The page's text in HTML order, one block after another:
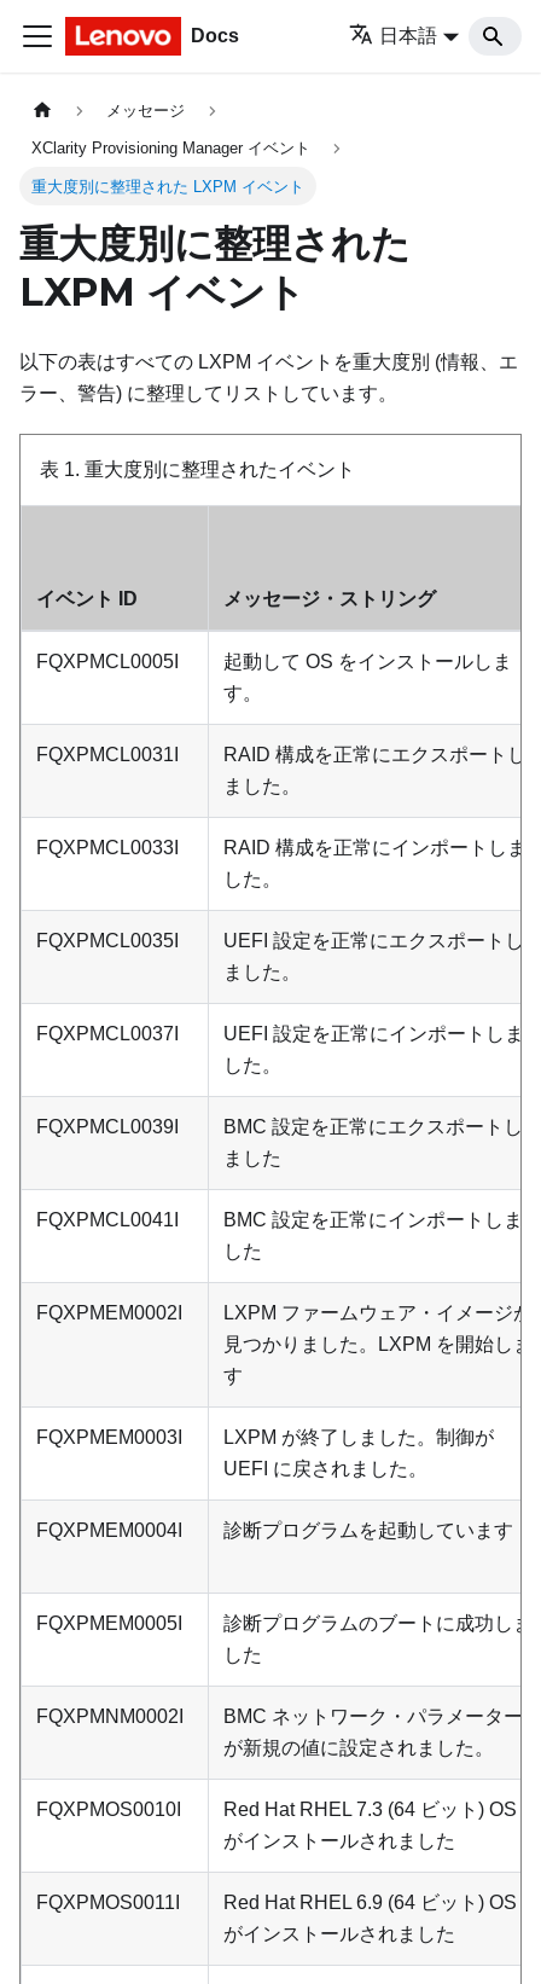
Docs 日本語
メッセージ
XClarity Provisioning Manager イベント
重大度別に整理された LXPM イベント
重大度別に整理された
LXPM イベント
以下の表はすべての LXPM イベントを重大度別 (情報、エ
ラー、警告) に整理してリストしています。
表 1. 重大度別に整理されたイベント
イベント ID メッセージ・ストリング
FQXPMCL0005I
起動して OS をインストールしま
す。
FQXPMCL0031I
RAID 構成を正常にエクスポートし
ました。
FQXPMCL0033I
RAID 構成を正常にインポートしま
した。
FQXPMCL0035I
UEFI 設定を正常にエクスポートし
ました。
FQXPMCL0037I
UEFI 設定を正常にインポートしま
した。
FQXPMCL0039I
BMC 設定を正常にエクスポートし
ました
FQXPMCL0041I
BMC 設定を正常にインポートしま
した
FQXPMEM0002I
LXPM ファームウェア・イメージが
見つかりました。LXPM を開始しま
す
FQXPMEM0003I
LXPM が終了しました。制御が
UEFI に戻されました。
FQXPMEM0004I 診断プログラムを起動しています
FQXPMEM0005I
診断プログラムのブートに成功しま
した
FQXPMNM0002I
BMC ネットワーク・パラメーター
が新規の値に設定されました。
FQXPMOS0010I
Red Hat RHEL 7.3 (64 ビット) OS
がインストールされました
FQXPMOS0011I
Red Hat RHEL 6.9 (64 ビット) OS
がインストールされました